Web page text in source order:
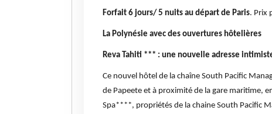
Forfait 6 jours/ 5 nuits au départ de Paris. Prix
La Polynésie avec des ouvertures hôtelières
Reva Tahiti *** : une nouvelle adresse
Ce nouvel hôtel de la chaîne South Pacific
de Papeete et à proximité de la gare maritime,
Spa****, propriétés de la chaine South Pacific